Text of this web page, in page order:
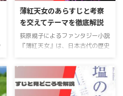
に 賛否の比較 を行い、読者が感
じた 疑問点 にも答えます。 『三
体』が おすすめな読者層 と おす
すめしない読者層 を具体的に挙
ている作品なのかを明らかにしま
す。また、手軽 ...
薄紅天女のあらすじと考察
を交えてテーマを徹底解説
荻原規子によるファンタジー小説
『薄紅天女』は、日本古代の歴史
と伝説を題材に、深い感動を与え
る物語です。この作品は「勾玉三
部作」の最終作として位置づけら
れ、奈良時代末期から平安時代初